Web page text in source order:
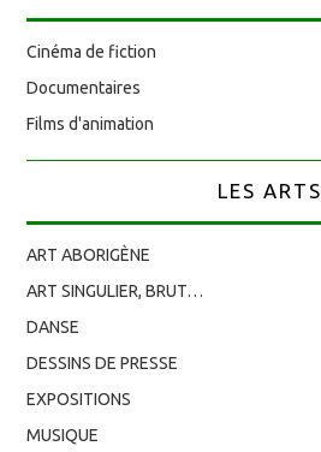
Cinéma de fiction
Documentaires
Films d'animation
LES ARTS
ART ABORIGÈNE
ART SINGULIER, BRUT…
DANSE
DESSINS DE PRESSE
EXPOSITIONS
MUSIQUE